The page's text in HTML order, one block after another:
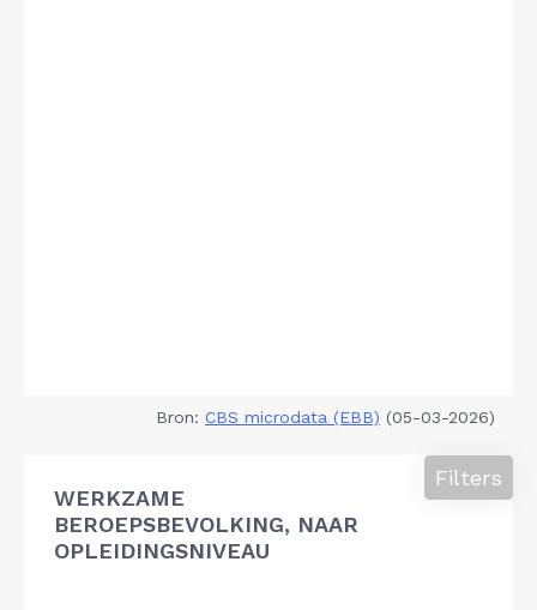
Bron: CBS microdata (EBB) (05-03-2026)
WERKZAME
BEROEPSBEVOLKING, NAAR
OPLEIDINGSNIVEAU
Filters